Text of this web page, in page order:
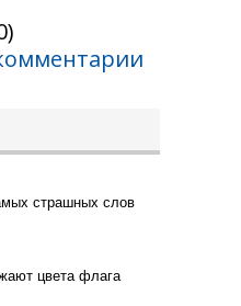
страшных слов
цвета флага